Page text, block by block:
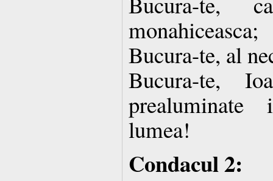
monahiceasca;
Bucura-te, al
Bucura-te,
prealuminate
lumea!
Condacul 2: